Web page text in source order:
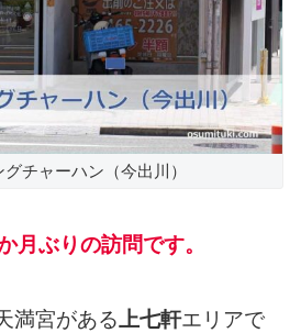
チャーハン（今出川）
月ぶりの訪問です。
満宮がある上七軒エリアで